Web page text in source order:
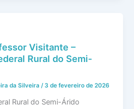
Visitante –
Rural do Semi-
da Silveira/ 3 de fevereiro de 2026
Rural do Semi-Árido